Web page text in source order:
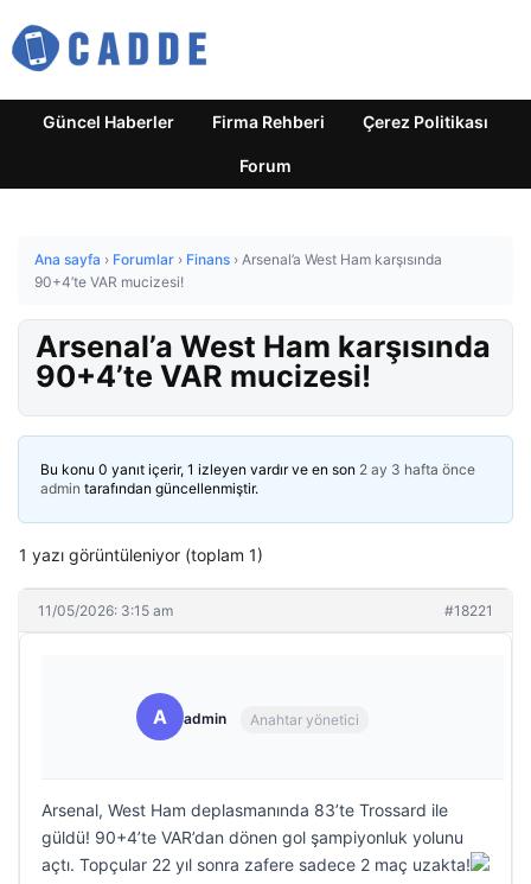
Güncel Haberler Firma Rehberi Çerez Politikası
Forum
Ana sayfa › Forumlar › Finans › Arsenal’a West Ham karşısında
90+4’te VAR mucizesi!
Arsenal’a West Ham karşısında
90+4’te VAR mucizesi!
Bu konu 0 yanıt içerir, 1 izleyen vardır ve en son 2 ay 3 hafta önce
admin tarafından güncellenmiştir.
1 yazı görüntüleniyor (toplam 1)
11/05/2026: 3:15 am #18221
A admin Anahtar yönetici
Arsenal, West Ham deplasmanında 83’te Trossard ile
güldü! 90+4’te VAR’dan dönen gol şampiyonluk yolunu
açtı. Topçular 22 yıl sonra zafere sadece 2 maç uzakta!